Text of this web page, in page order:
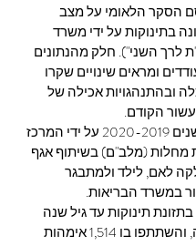
הסקר הלאומי על מצב
בתינוקות על ידי משרד
לרך השני"). חלק מהנתונים
ומראים שינויים שקרו
ובהתנהגויות אכילה של
הקודם.
הסקר בוצע בשנים 2020-2019 על ידי המרכז
מחלות (מלב"ם) בשיתוף אגף
לאם, לילד ולמתבגר
במשרד הבריאות.
תינוקות עד גיל שנה
בדגש על הנקה, והשתתפו בו 1,514 אימהות